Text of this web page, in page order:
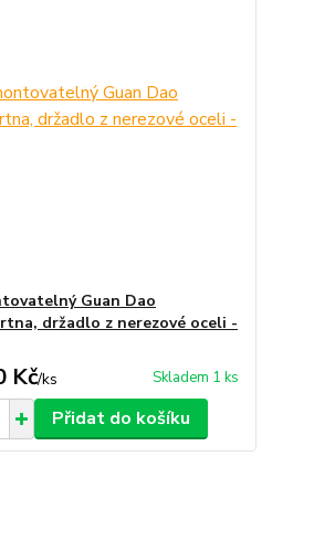
Guan Dao
držadlo z nerezové oceli -
Kč/ks Skladem 1 ks
Přidat do košíku